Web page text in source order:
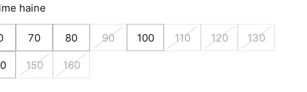
haine
70 80 90 100 110 120 130
150 160